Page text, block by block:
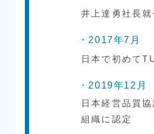
井上達勇社長就
・2017年7月
日本で初めて
・2019年12月
日本経営品質
組織に認定